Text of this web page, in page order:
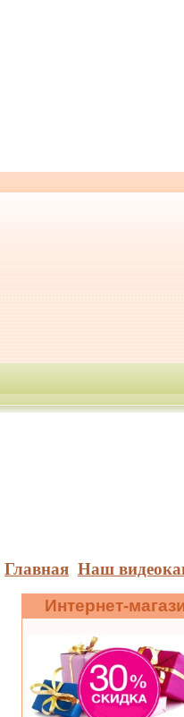
Главная Наш
Интернет-